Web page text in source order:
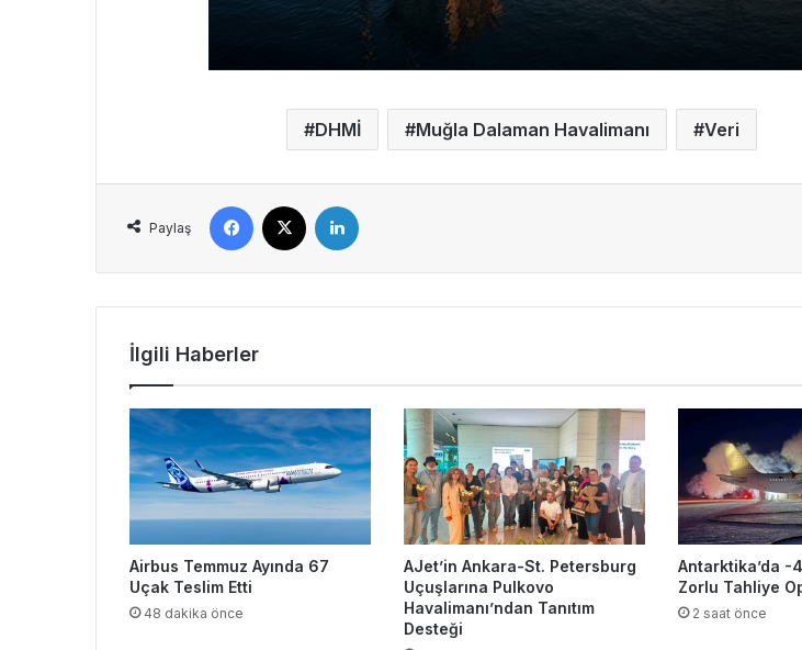
DHMİ Muğla Dalaman Havalimanı Veri
Paylaş
Facebook
İlgili Haberler
Airbus Temmuz Ayında 67
Uçak Teslim Etti
48 dakika önce
AJet’in Ankara-St. Petersburg
Uçuşlarına Pulkovo
Havalimanı’ndan Tanıtım
Desteği
Antarktika’da -
Zorlu Tahliye
2 saat önce